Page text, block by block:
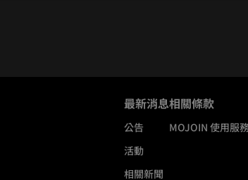
最新消息
公告
活動
相關新聞
相關條款
MOJOIN 使用服